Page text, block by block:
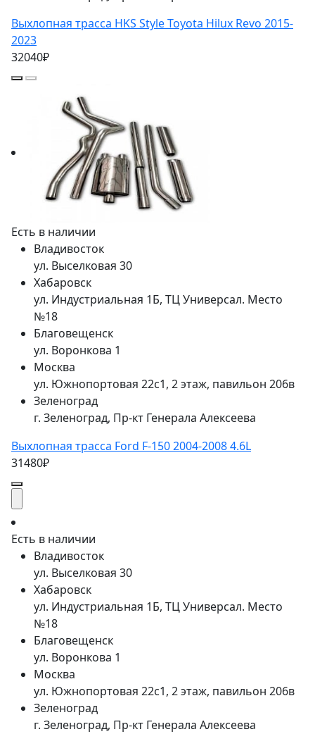
Выхлопная трасса HKS Style Toyota Hilux Revo 2015-
2023
32040₽
Есть в наличии
Владивосток
ул. Выселковая 30
Хабаровск
ул. Индустриальная 1Б, ТЦ Универсал. Место
№18
Благовещенск
ул. Воронкова 1
Москва
ул. Южнопортовая 22с1, 2 этаж, павильон 206в
Зеленоград
г. Зеленоград, Пр-кт Генерала Алексеева
Выхлопная трасса Ford F-150 2004-2008 4.6L
31480₽
Есть в наличии
Владивосток
ул. Выселковая 30
Хабаровск
ул. Индустриальная 1Б, ТЦ Универсал. Место
№18
Благовещенск
ул. Воронкова 1
Москва
ул. Южнопортовая 22с1, 2 этаж, павильон 206в
Зеленоград
г. Зеленоград, Пр-кт Генерала Алексеева